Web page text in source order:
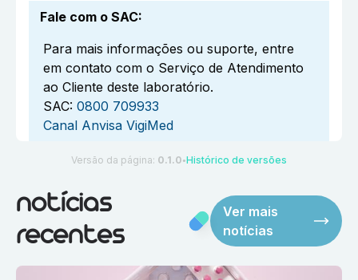
Fale com o SAC:
Para mais informações ou suporte, entre
em contato com o Serviço de Atendimento
ao Cliente deste laboratório.
SAC: 0800 709933
Canal Anvisa VigiMed
Versão da página: 0.1.0 ●Histórico de versões
notícias
recentes
Ver mais
notícias